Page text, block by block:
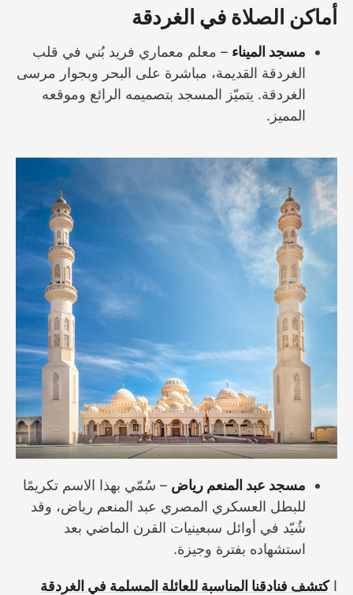
أماكن الصلاة في الغردقة
مسجد الميناء – معلم معماري فريد بُني في قلب
الغردقة القديمة، مباشرة على البحر وبجوار مرسى
الغردقة. يتميّز المسجد بتصميمه الرائع وموقعه
المميز.
مسجد عبد المنعم رياض – سُمّي بهذا الاسم تكريمًا
للبطل العسكري المصري عبد المنعم رياض، وقد
شُيّد في أوائل سبعينيات القرن الماضي بعد
استشهاده بفترة وجيزة.
ا كتشف فنادقنا المناسبة للعائلة المسلمة في الغردقة